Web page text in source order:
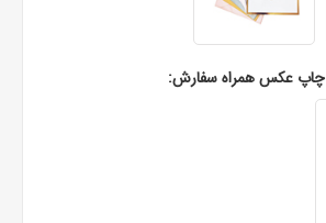
چاپ عکس همراه سفارش: